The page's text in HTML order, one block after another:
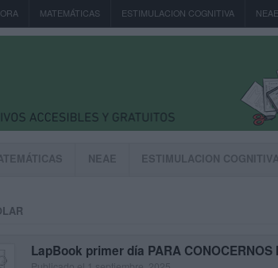
MATEMÁTICAS ESTIMULACION COGNITIVA NEAE
NEAE ESTIMULACION COGNITIVA
LapBook primer día PARA CONOCERNOS